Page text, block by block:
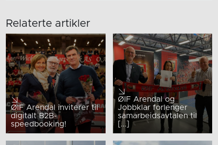
Relaterte artikler
ØIF Arendal inviterer til
digitalt B2B-
speedbooking!
ØIF Arendal og
Jobbklar forlenger
samarbeidsavtalen til
[...]